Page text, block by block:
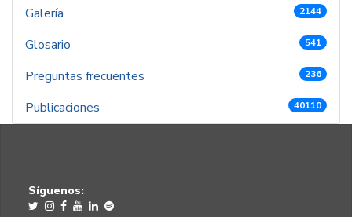
Galería 2144
Glosario 541
Preguntas frecuentes 236
Publicaciones 40110
Síguenos: